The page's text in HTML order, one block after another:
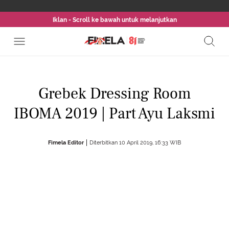
Iklan - Scroll ke bawah untuk melanjutkan
Grebek Dressing Room
IBOMA 2019 | Part Ayu Laksmi
Fimela Editor Diterbitkan 10 April 2019, 16:33 WIB